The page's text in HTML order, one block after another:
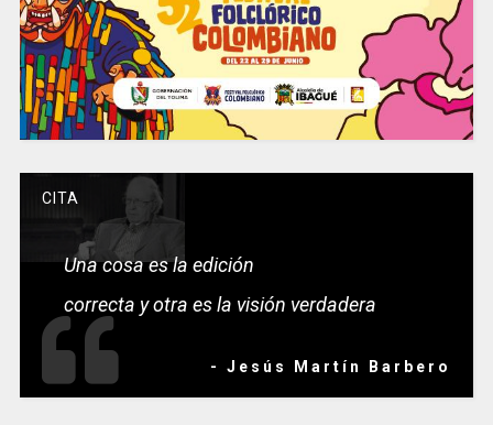
CITA
Una cosa es la edición
correcta y otra es la visión verdadera
- Jesús Martín Barbero